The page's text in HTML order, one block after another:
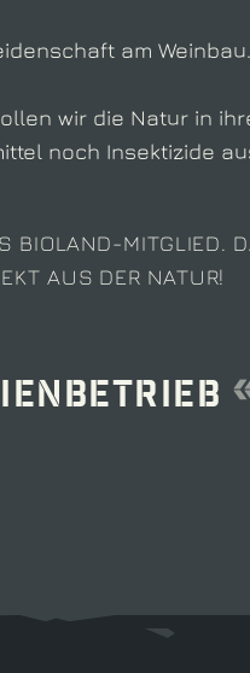
am Weinbau.
wir die Natur in
noch Insektizide
BIOLAND-MITGLIED.
AUS DER NATUR!